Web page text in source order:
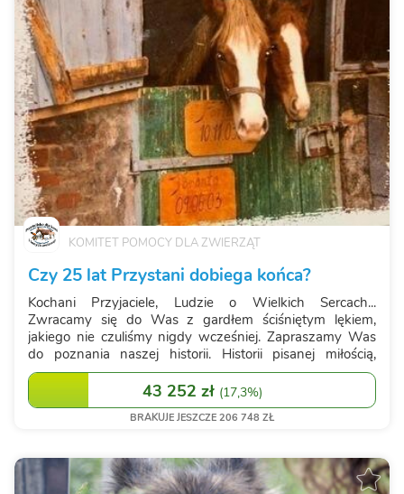
KOMITET POMOCY DLA ZWIERZĄT
Czy 25 lat Przystani dobiega końca?
Kochani Przyjaciele, Ludzie o Wielkich Sercach...
Zwracamy się do Was z gardłem ściśniętym lękiem,
jakiego nie czuliśmy nigdy wcześniej. Zapraszamy Was
do poznania naszej historii. Historii pisanej miłością,
nieprzespanymi nocami i walką o każde bezbronne
istnienie. W wolnej chwili przeczytajcie,...
43 252 zł (17,3%)
BRAKUJE JESZCZE 206 748 ZŁ